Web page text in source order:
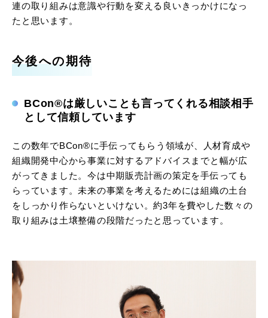
連の取り組みは意識や行動を変える良いきっかけになっ
たと思います。
今後への期待
BCon®は厳しいことも言ってくれる相談相手
として信頼しています
この数年でBCon®に手伝ってもらう領域が、人材育成や
組織開発中心から事業に対するアドバイスまでと幅が広
がってきました。今は中期販売計画の策定を手伝っても
らっています。未来の事業を考えるためには組織の土台
をしっかり作らないといけない。約3年を費やした数々の
取り組みは土壌整備の段階だったと思っています。